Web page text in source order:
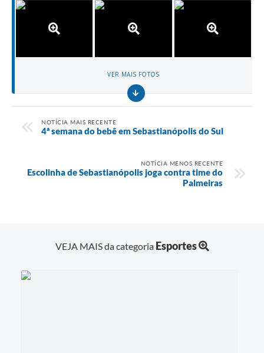
VER MAIS FOTOS
NOTÍCIA MAIS RECENTE
4ª semana do bebê em Sebastianópolis do Sul
NOTÍCIA MENOS RECENTE
Escolinha de Sebastianópolis joga contra time do
Palmeiras
VEJA MAIS da categoria Esportes